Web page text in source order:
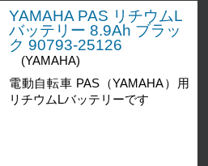
YAMAHA PAS リチウムL
バッテリー 8.9Ah ブラッ
ク 90793-25126
(YAMAHA)
電動自転車 PAS（YAMAHA）用
リチウムLバッテリーです